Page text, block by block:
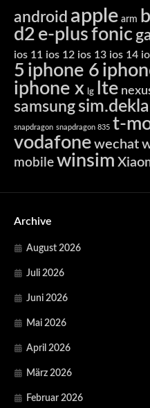
android apple arm
d2 e-plusfonic
ios 11 ios 12 ios 13 ios 14
5 iphone 6
iphone x lg lte
samsung
snapdragon snapdragon 835 t-
vodafone wechat
mobile winsim
Archive
August 2026
Juli 2026
Juni 2026
Mai 2026
April 2026
März 2026
Februar 2026